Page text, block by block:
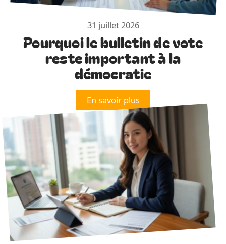
31 juillet 2026
Pourquoi le bulletin de vote
reste important à la
démocratie
En savoir plus